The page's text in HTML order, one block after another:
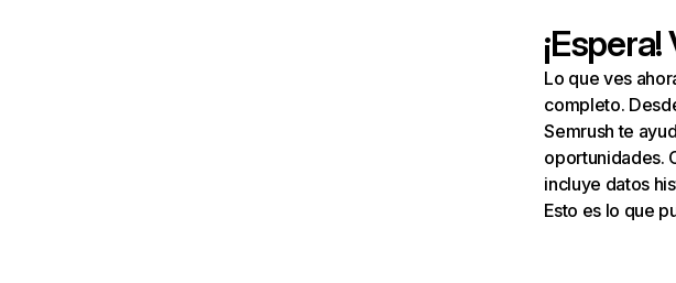
Lo que ves
completo.
Semrush te
oportunidades.
incluye datos
Esto es lo que